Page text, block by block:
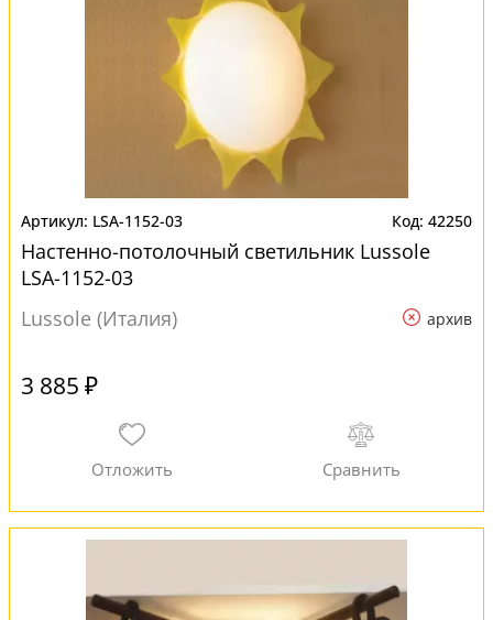
LSA-1152-03 42250
Настенно-потолочный светильник Lussole
LSA-1152-03
Lussole (Италия)
архив
3 885 ₽